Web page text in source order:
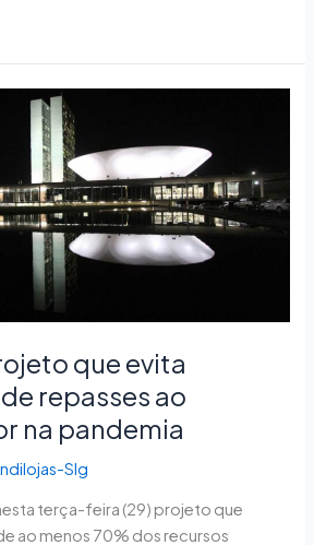
que evita
repasses ao
na pandemia
Slg
terça-feira (29) projeto que
ao menos 70% dos recursos